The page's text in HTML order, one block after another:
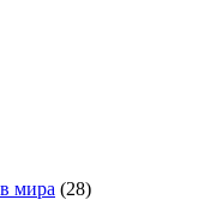
мира (28)